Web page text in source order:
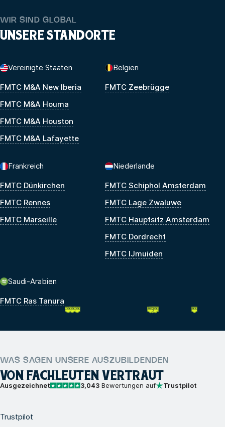
WIR SIND GLOBAL
UNSERE STANDORTE
Vereinigte Staaten
FMTC M&A New Iberia
FMTC M&A Houma
FMTC M&A Houston
FMTC M&A Lafayette
Belgien
FMTC Zeebrügge
Frankreich
FMTC Dünkirchen
FMTC Rennes
FMTC Marseille
Niederlande
FMTC Schiphol Amsterdam
FMTC Lage Zwaluwe
FMTC Hauptsitz Amsterdam
FMTC Dordrecht
FMTC IJmuiden
Saudi-Arabien
FMTC Ras Tanura
WAS SAGEN UNSERE AUSZUBILDENDEN
VON FACHLEUTEN VERTRAUT
Ausgezeichnet 3,043 Bewertungen auf Trustpilot
Trustpilot